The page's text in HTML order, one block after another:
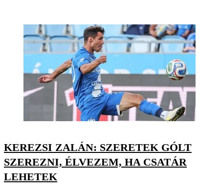
KEREZSI ZALÁN: SZERETEK GÓLT
SZEREZNI, ÉLVEZEM, HA CSATÁR
LEHETEK